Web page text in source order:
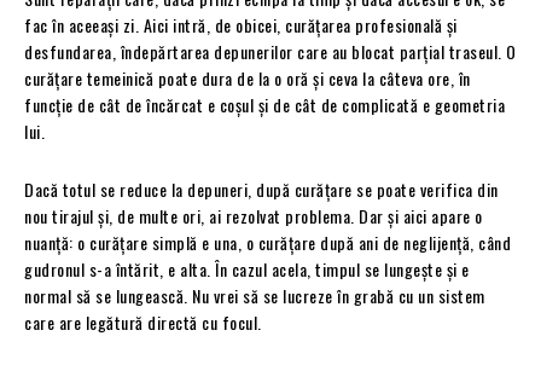
fac în aceeași zi. Aici intră, de obicei, curățarea profesională și
desfundarea, îndepărtarea depunerilor care au blocat parțial traseul. O
curățare temeinică poate dura de la o oră și ceva la câteva ore, în
funcție de cât de încărcat e coșul și de cât de complicată e geometria
lui.
Dacă totul se reduce la depuneri, după curățare se poate verifica din
nou tirajul și, de multe ori, ai rezolvat problema. Dar și aici apare o
nuanță: o curățare simplă e una, o curățare după ani de neglijență, când
gudronul s-a întărit, e alta. În cazul acela, timpul se lungește și e
normal să se lungească. Nu vrei să se lucreze în grabă cu un sistem
care are legătură directă cu focul.